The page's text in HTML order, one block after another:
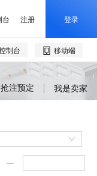
抢注预定 我是卖家